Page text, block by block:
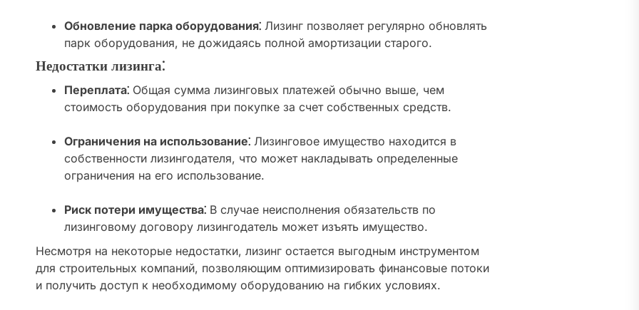
Обновление парка оборудования⁚ Лизинг позволяет регулярно обновлять
парк оборудования, не дожидаясь полной амортизации старого.
Недостатки лизинга⁚
Переплата⁚ Общая сумма лизинговых платежей обычно выше, чем
стоимость оборудования при покупке за счет собственных средств.
Ограничения на использование⁚ Лизинговое имущество находится в
собственности лизингодателя, что может накладывать определенные
ограничения на его использование.
Риск потери имущества⁚ В случае неисполнения обязательств по
лизинговому договору лизингодатель может изъять имущество.
Несмотря на некоторые недостатки, лизинг остается выгодным инструментом
для строительных компаний, позволяющим оптимизировать финансовые потоки
и получить доступ к необходимому оборудованию на гибких условиях.